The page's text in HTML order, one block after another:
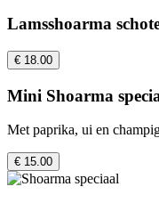
Lamsshoarma
€ 18.00
Mini Shoarma
Met paprika, ui en
€ 15.00